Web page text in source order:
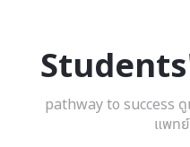
pathway to success
แพท